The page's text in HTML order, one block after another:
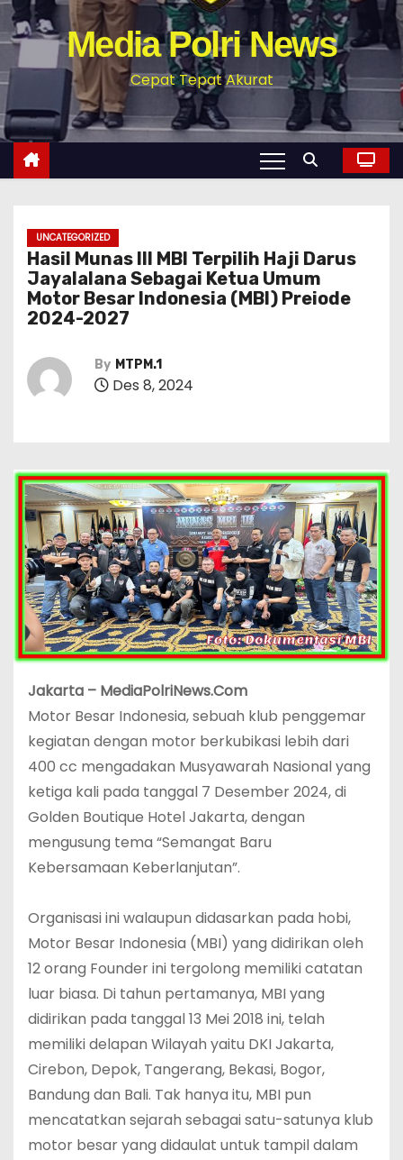
Media Polri News
Cepat Tepat Akurat
UNCATEGORIZED
Hasil Munas III MBI Terpilih Haji Darus
Jayalalana Sebagai Ketua Umum
Motor Besar Indonesia (MBI) Preiode
2024-2027
By MTPM.1
Des 8, 2024
Jakarta – MediaPolriNews.Com
Motor Besar Indonesia, sebuah klub penggemar
kegiatan dengan motor berkubikasi lebih dari
400 cc mengadakan Musyawarah Nasional yang
ketiga kali pada tanggal 7 Desember 2024, di
Golden Boutique Hotel Jakarta, dengan
mengusung tema “Semangat Baru
Kebersamaan Keberlanjutan”.
Organisasi ini walaupun didasarkan pada hobi,
Motor Besar Indonesia (MBI) yang didirikan oleh
12 orang Founder ini tergolong memiliki catatan
luar biasa. Di tahun pertamanya, MBI yang
didirikan pada tanggal 13 Mei 2018 ini, telah
memiliki delapan Wilayah yaitu DKI Jakarta,
Cirebon, Depok, Tangerang, Bekasi, Bogor,
Bandung dan Bali. Tak hanya itu, MBI pun
mencatatkan sejarah sebagai satu-satunya klub
motor besar yang didaulat untuk tampil dalam